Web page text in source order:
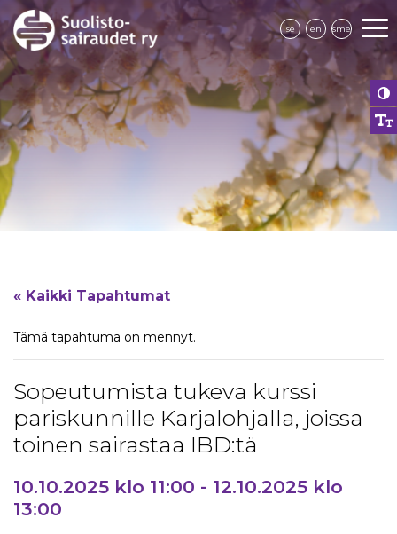
se en sme
« Kaikki Tapahtumat
Tämä tapahtuma on mennyt.
Sopeutumista tukeva kurssi
pariskunnille Karjalohjalla, joissa
toinen sairastaa IBD:tä
10.10.2025 klo 11:00 - 12.10.2025 klo
13:00